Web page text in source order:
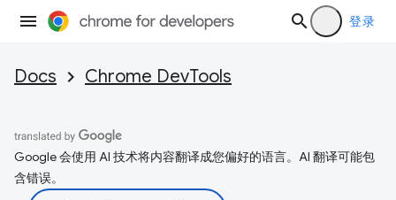
登录
Docs Chrome DevTools
Google 会使用 AI 技术将内容翻译成您偏好的语言。AI 翻译可能包
含错误。